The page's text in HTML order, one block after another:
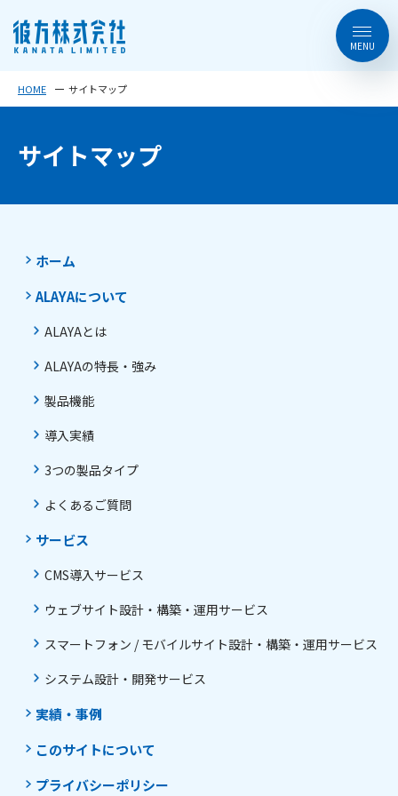
HOME サイトマップ
サイトマップ
ホーム
ALAYAについて
ALAYAとは
ALAYAの特長・強み
製品機能
導入実績
3つの製品タイプ
よくあるご質問
サービス
CMS導入サービス
ウェブサイト設計・構築・運用サービス
スマートフォン / モバイルサイト設計・構築・運用サービス
システム設計・開発サービス
実績・事例
このサイトについて
プライバシーポリシー